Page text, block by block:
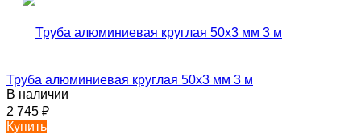
Труба алюминиевая круглая 50х3 мм 3 м
В наличии
2 745 ₽
Купить